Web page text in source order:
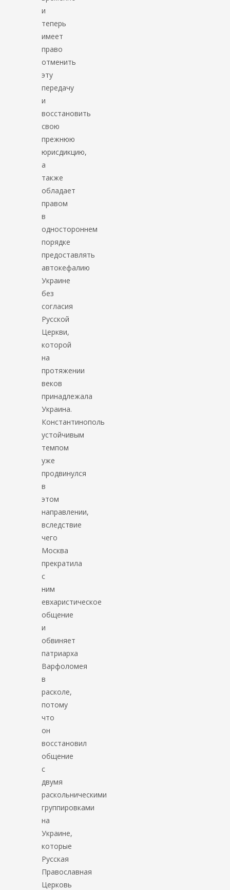
и
теперь
имеет
право
отменить
эту
передачу
и
восстановить
свою
прежнюю
юрисдикцию,
а
также
обладает
правом
в
одностороннем
порядке
предоставлять
автокефалию
Украине
без
согласия
Русской
Церкви,
которой
на
протяжении
веков
принадлежала
Украина.
Константинополь
устойчивым
темпом
уже
продвинулся
в
этом
направлении,
вследствие
чего
Москва
прекратила
с
ним
евхаристическое
общение
и
обвиняет
патриарха
Варфоломея
в
расколе,
потому
что
он
восстановил
общение
с
двумя
раскольническими
группировками
на
Украине,
которые
Русская
Православная
Церковь